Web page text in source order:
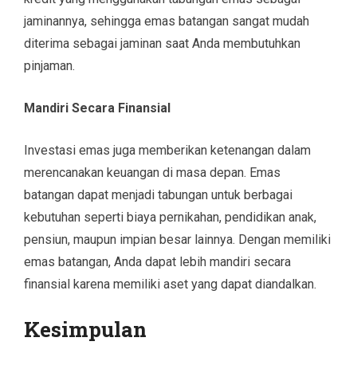
jaminannya, sehingga emas batangan sangat mudah
diterima sebagai jaminan saat Anda membutuhkan
pinjaman.
Mandiri Secara Finansial
Investasi emas juga memberikan ketenangan dalam
merencanakan keuangan di masa depan. Emas
batangan dapat menjadi tabungan untuk berbagai
kebutuhan seperti biaya pernikahan, pendidikan anak,
pensiun, maupun impian besar lainnya. Dengan memiliki
emas batangan, Anda dapat lebih mandiri secara
finansial karena memiliki aset yang dapat diandalkan.
Kesimpulan